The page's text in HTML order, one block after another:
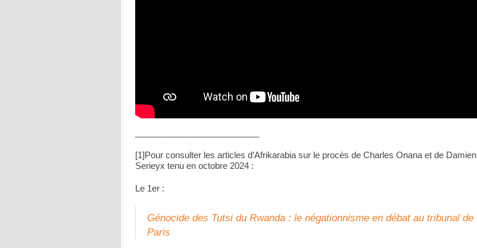
[1]Pour consulter les articles d’Afrikarabia sur le procès de Charles Onana et de Damien
Serieyx tenu en octobre 2024 :
Le 1er :
Génocide des Tutsi du Rwanda : le négationnisme en débat au tribunal de
Paris